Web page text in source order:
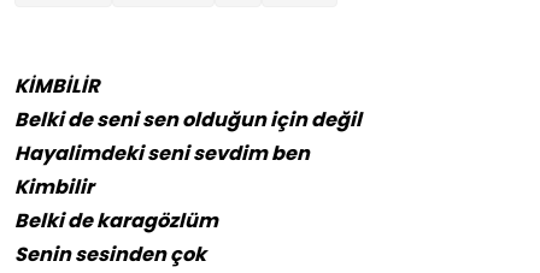
KİMBİLİR
Belki de seni sen olduğun için değil
Hayalimdeki seni sevdim ben
Kimbilir
Belki de karagözlüm
Senin sesinden çok